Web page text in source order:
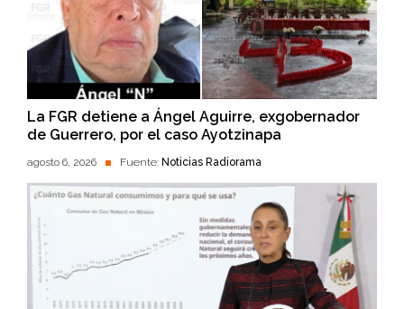
La FGR detiene a Ángel Aguirre, exgobernador
de Guerrero, por el caso Ayotzinapa
agosto 6, 2026 Fuente: Noticias Radiorama